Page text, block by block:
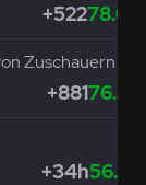
+52278.00%
Zuschauern
+88176.54%
+34h56.87%